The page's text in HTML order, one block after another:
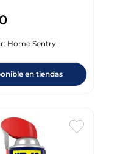
Home Sentry
en tiendas